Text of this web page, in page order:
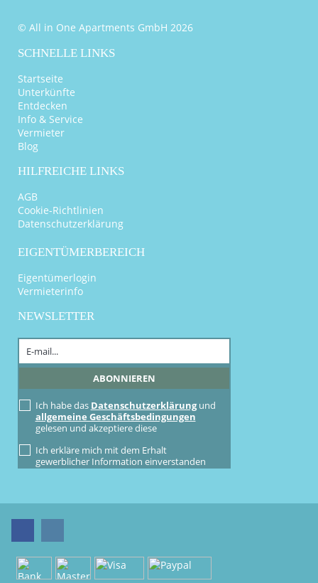
© All in One Apartments GmbH 2026
SCHNELLE LINKS
Startseite
Unterkünfte
Entdecken
Info & Service
Vermieter
Blog
HILFREICHE LINKS
AGB
Cookie-Richtlinien
Datenschutzerklärung
EIGENTÜMERBEREICH
Eigentümerlogin
Vermieterinfo
NEWSLETTER
Ich habe das Datenschutzerklärungund
allgemeine Geschäftsbedingungen
gelesen und akzeptiere diese
Ich erkläre mich mit dem Erhalt
gewerblicher Information einverstanden